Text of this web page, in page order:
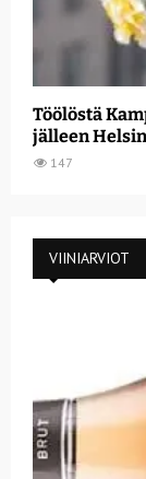
Töölöstä
jälleen
147
VIINIARVIOT